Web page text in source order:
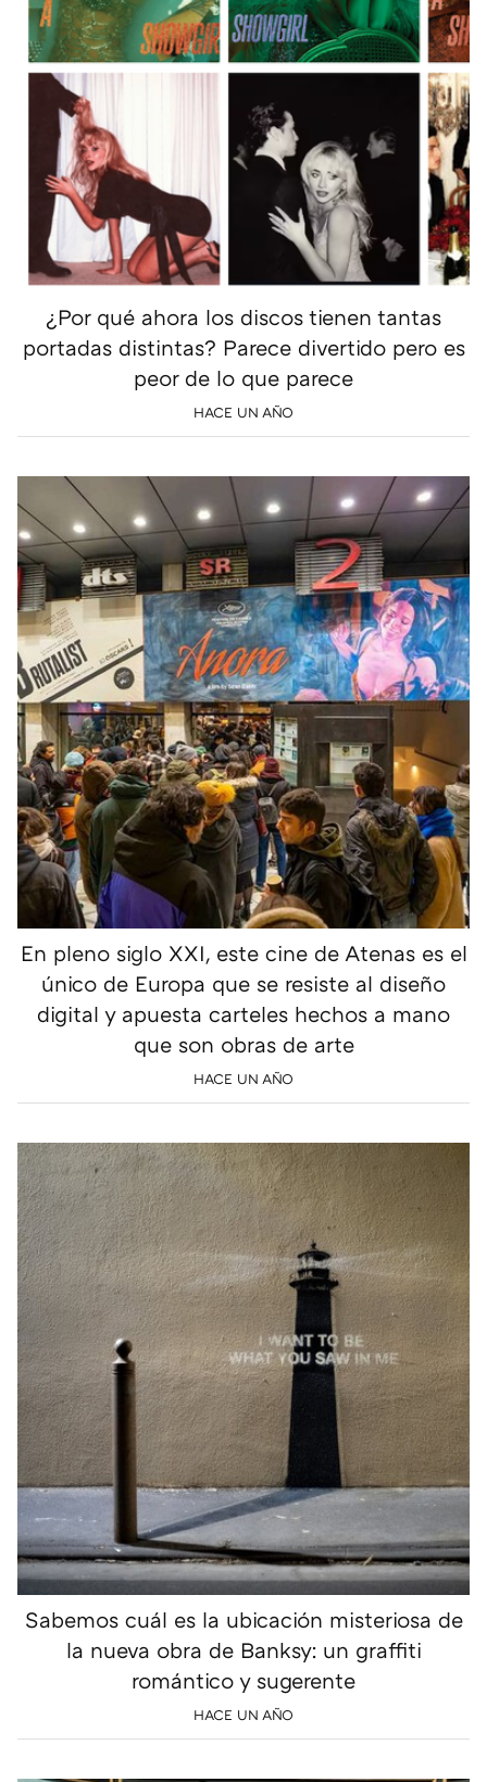
¿Por qué ahora los discos tienen tantas
portadas distintas? Parece divertido pero es
peor de lo que parece
HACE UN AÑO
En pleno siglo XXI, este cine de Atenas es el
único de Europa que se resiste al diseño
digital y apuesta carteles hechos a mano
que son obras de arte
HACE UN AÑO
Sabemos cuál es la ubicación misteriosa de
la nueva obra de Banksy: un graffiti
romántico y sugerente
HACE UN AÑO